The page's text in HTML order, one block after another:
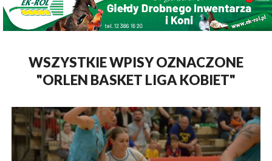
WSZYSTKIE WPISY OZNACZONE
"ORLEN BASKET LIGA KOBIET"